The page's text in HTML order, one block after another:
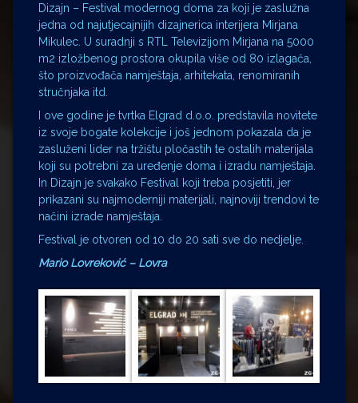
Dizajn – Festival modernog doma za koji je zaslužna
jedna od najutjecajnijih dizajnerica interijera Mirjana
Mikulec. U suradnji s RTL Televizijom Mirjana na 5000
m2 izložbenog prostora okupila više od 80 izlagača,
što proizvođača namještaja, arhitekata, renomiranih
stručnjaka itd.
I ove godine je tvrtka Elgrad d.o.o. predstavila novitete
iz svoje bogate kolekcije i još jednom pokazala da je
zasluženi lider na tržištu pločastih te ostalih materijala
koji su potrebni za uređenje doma i izradu namještaja.
In Dizajn je svakako Festival koji treba posjetiti, jer
prikazani su najmoderniji materijali, najnoviji trendovi te
načini izrade namještaja.
Festival je otvoren od 10 do 20 sati sve do nedjelje.
Mario Lovreković – Lovra